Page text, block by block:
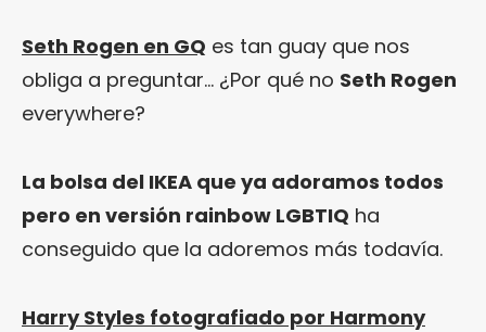
Seth Rogen en GQ es tan guay que nos
obliga a preguntar… ¿Por qué no Seth Rogen
everywhere?
La bolsa del IKEA que ya adoramos todos
pero en versión rainbow LGBTIQ ha
conseguido que la adoremos más todavía.
Harry Styles fotografiado por Harmony